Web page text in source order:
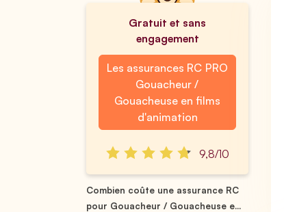
Gratuit et sans
engagement
Les assurances RC PRO
Gouacheur /
Gouacheuse en films
d'animation
9,8/10
Combien coûte une assurance RC
pour Gouacheur / Gouacheuse e...